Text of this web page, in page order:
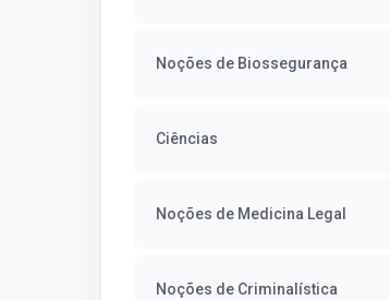
Noções de Biossegurança
Ciências
Noções de Medicina Legal
Noções de Criminalística